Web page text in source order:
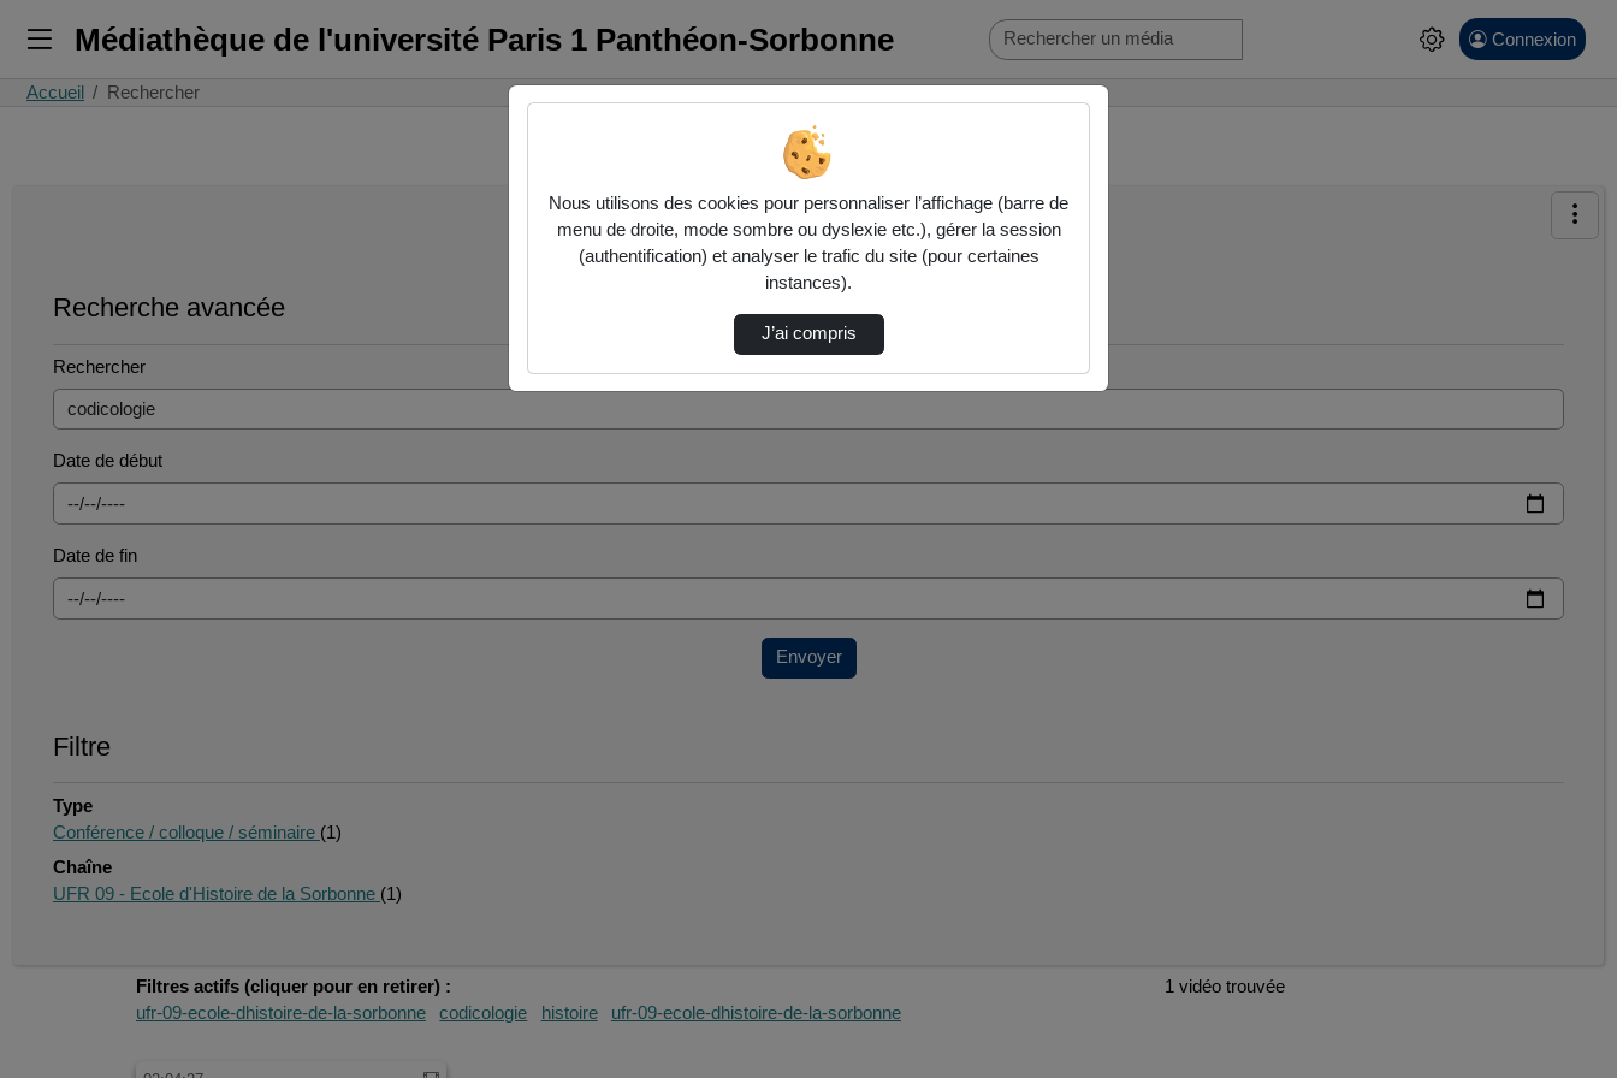
Médiathèque de l'université Paris 1 Panthéon-Sorbonne Connexion
Accueil Rechercher
Recherche avancée
Rechercher
Date de début
Date de fin
Envoyer
Filtre
Type
Conférence / colloque / séminaire (1)
Chaîne
UFR 09 - Ecole d'Histoire de la Sorbonne (1)
Filtres actifs (cliquer pour en retirer) :
ufr-09-ecole-dhistoire-de-la-sorbonne
codicologie histoire ufr-09-ecole-dhistoire-de-la-sorbonne
1 vidéo trouvée
Nous utilisons des cookies pour personnaliser l’affichage (barre de
menu de droite, mode sombre ou dyslexie etc.), gérer la session
(authentification) et analyser le trafic du site (pour certaines
instances).
J’ai compris